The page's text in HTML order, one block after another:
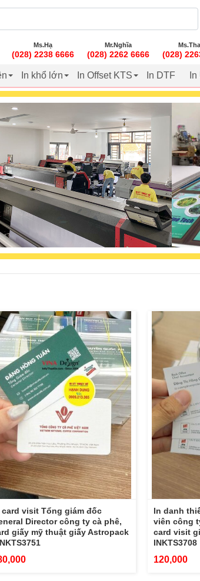
Ms.Hạ
(028) 2238 6666
Mr.Nghĩa
(028) 2262 6666 (028)
In khổ lớn In Offset KTS In DTF
card visit Tổng giám đốc
Director công ty cà phê,
giấy mỹ thuật giấy Astropack
In danh
viên công
card visit
INKTS3708
120,000